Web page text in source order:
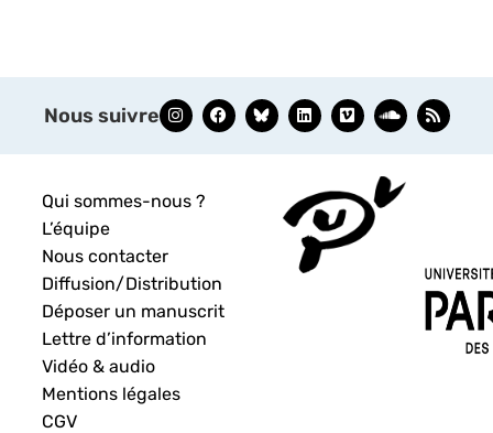
Nous suivre
Qui sommes-nous ?
L’équipe
Nous contacter
Diffusion/Distribution
Déposer un manuscrit
Lettre d’information
Vidéo & audio
Mentions légales
CGV